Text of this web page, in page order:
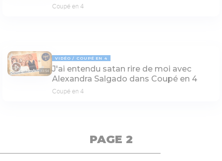
Coupé en 4
33:54
VIDÉO COUPÉ EN 4
J'ai entendu satan rire de moi avec
Alexandra Salgado dans Coupé en 4
Coupé en 4
PAGE 2